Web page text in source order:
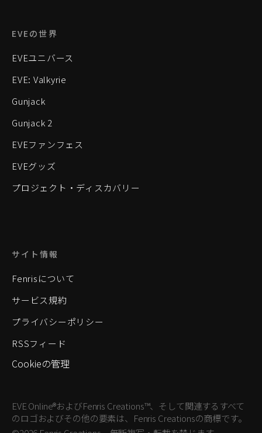
EVEの世界
EVEユニバース
EVE: Valkyrie
Gunjack
Gunjack 2
EVEファンフェス
EVEグッズ
プロジェクト・ディスカバリー
サイト情報
Fenrisについて
サービス規約
プライバシーポリシー
RSSフィード
Cookieの管理
EVE Online®およびFenris Creations™、そして関連するすべて
のロゴおよびその他の要素は、Fenris Creationsの商標です。